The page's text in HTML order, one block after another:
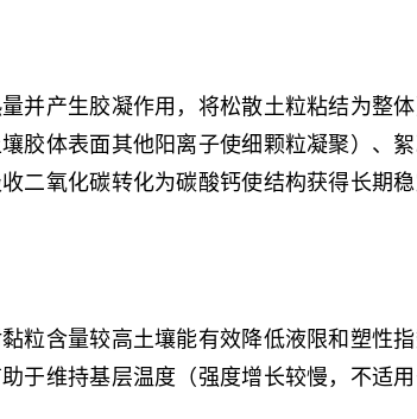
并产生胶凝作用，将松散土粒粘结为整
胶体表面其他阳离子使细颗粒凝聚）、
二氧化碳转化为碳酸钙使结构获得长期
粒含量较高土壤能有效降低液限和塑性
于维持基层温度（强度增长较慢，不适